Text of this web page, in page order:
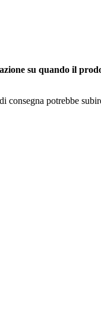
su quando il
consegna potrebbe